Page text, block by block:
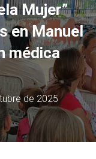
Mujer”
en Manuel
médica
de 2025